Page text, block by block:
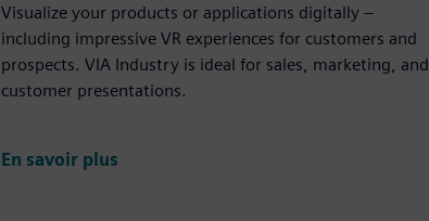
Visualize your products or applications digitally –
including impressive VR experiences for customers and
prospects. VIA Industry is ideal for sales, marketing, and
customer presentations.
En savoir plus